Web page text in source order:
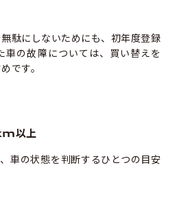
駄にしないためにも、初年度登録
車の故障については、買い替えを
です。
以上
車の状態を判断するひとつの目安